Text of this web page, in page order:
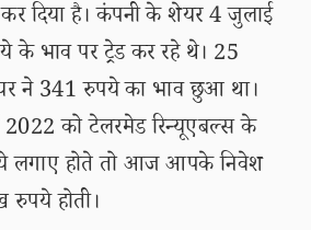
दिया है। कंपनी के शेयर 4 जुलाई
भाव पर ट्रेड कर रहे थे। 25
ने 341 रुपये का भाव छुआ था।
को टेलरमेड रिन्यूएबल्स के
लगाए होते तो आज आपके निवेश
होती।